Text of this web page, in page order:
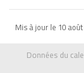
Mis à jour le 10
Données du